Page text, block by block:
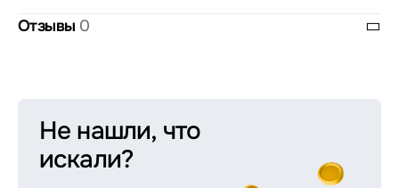
Отзывы 0
Не нашли, что
искали?